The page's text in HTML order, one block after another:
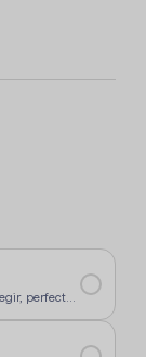
perfecto